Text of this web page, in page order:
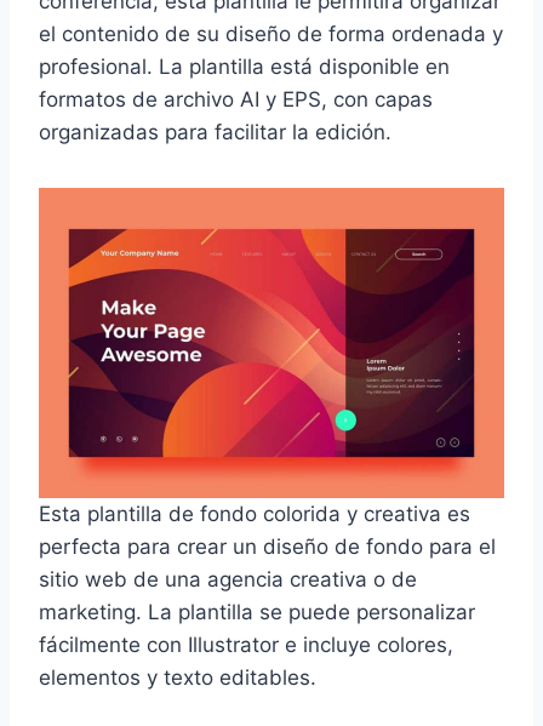
el contenido de su diseño de forma ordenada y
profesional. La plantilla está disponible en
formatos de archivo AI y EPS, con capas
organizadas para facilitar la edición.
Esta plantilla de fondo colorida y creativa es
perfecta para crear un diseño de fondo para el
sitio web de una agencia creativa o de
marketing. La plantilla se puede personalizar
fácilmente con Illustrator e incluye colores,
elementos y texto editables.